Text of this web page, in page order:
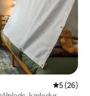
5 ud af 5 i
5 (26)